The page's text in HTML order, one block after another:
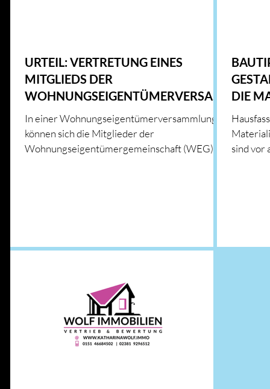
URTEIL: VERTRETUNG EINES
MITGLIEDS DER
WOHNUNGSEIGENTÜMERVERSAM
MLUNG
In einer Wohnungseigentümerversammlung
können sich die Mitglieder der
Wohnungseigentümergemeinschaft (WEG) in
DIE
sind vor